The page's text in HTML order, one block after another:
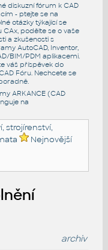
diskuzní fórum k CAD
- ptejte se na
otázky týkající se
CAx, podělte se o vaše
a zkušenosti s
AutoCAD, Inventor,
BIM/PDM aplikacemi.
váš příspěvek do
Fóru. Nechcete se
.
ARKANCE (CAD
na
strojírenství,
Nejnovější
archiv